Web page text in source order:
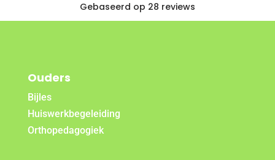
Ouders
Bijles
Huiswerkbegeleiding
Orthopedagogiek